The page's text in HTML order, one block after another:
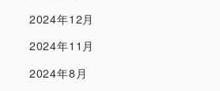
2024年12月
2024年11月
2024年8月